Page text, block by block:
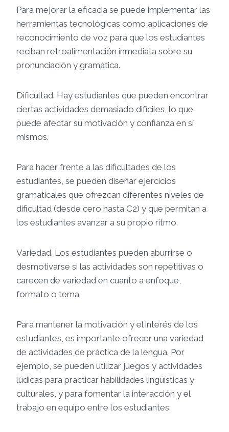
Para mejorar la eficacia se puede implementar las
herramientas tecnológicas como aplicaciones de
reconocimiento de voz para que los estudiantes
reciban retroalimentación inmediata sobre su
pronunciación y gramática.
Dificultad. Hay estudiantes que pueden encontrar
ciertas actividades demasiado difíciles, lo que
puede afectar su motivación y confianza en sí
mismos.
Para hacer frente a las dificultades de los
estudiantes, se pueden diseñar ejercicios
gramaticales que ofrezcan diferentes niveles de
dificultad (desde cero hasta C2) y que permitan a
los estudiantes avanzar a su propio ritmo.
Variedad. Los estudiantes pueden aburrirse o
desmotivarse si las actividades son repetitivas o
carecen de variedad en cuanto a enfoque,
formato o tema.
Para mantener la motivación y el interés de los
estudiantes, es importante ofrecer una variedad
de actividades de práctica de la lengua. Por
ejemplo, se pueden utilizar juegos y actividades
lúdicas para practicar habilidades lingüísticas y
culturales, y para fomentar la interacción y el
trabajo en equipo entre los estudiantes.